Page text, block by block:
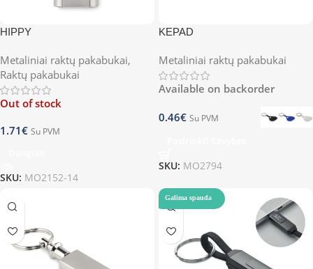
HIPPY
Metaliniai raktų pakabukai,
Raktų pakabukai
Out of stock
1.71€ Su PVM
SKU: MO2152-14
KEPAD
Metaliniai raktų pakabukai
Available on backorder
0.46€ Su PVM
SKU: MO2794
Galima spauda